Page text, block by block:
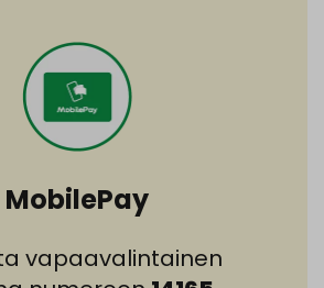
MobilePay
vapaavalintainen